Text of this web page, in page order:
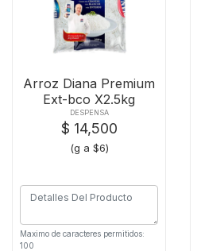
Arroz Diana Premium
Ext-bco X2.5kg
DESPENSA
$ 14,500
(g a $6)
Maximo de caracteres permitidos:
100